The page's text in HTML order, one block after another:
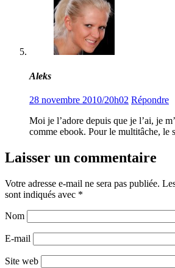
Aleks
28 novembre 2010/20h02 Répondre
Moi je l’adore depuis que je l’ai, je
comme ebook. Pour le multitâche, le
Laisser un commentaire
Votre adresse e-mail ne sera pas publiée.
sont indiqués avec *
Nom
E-mail
Site web